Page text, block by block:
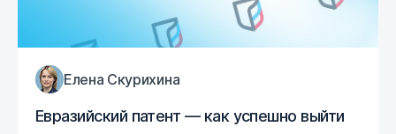
Евразийский патент — как успешно выйти
Елена Скурихина